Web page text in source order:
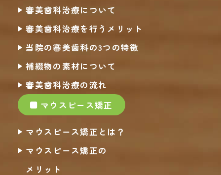
審美歯科治療について
審美歯科治療を行うメリット
当院の審美歯科の3つの特徴
補綴物の素材について
審美歯科治療の流れ
マウスピース矯正
マウスピース矯正とは？
マウスピース矯正の
メリット